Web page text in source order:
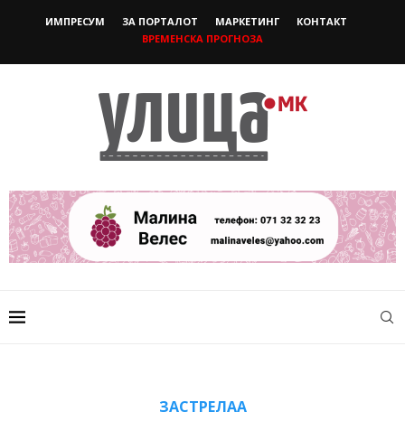
ИМПРЕСУМ ЗА ПОРТАЛОТ МАРКЕТИНГ
КОНТАКТ
ВРЕМЕНСКА ПРОГНОЗА
ЗАСТРЕЛАА